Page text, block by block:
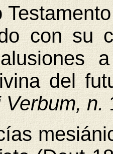
con su
del
Verbum, n.